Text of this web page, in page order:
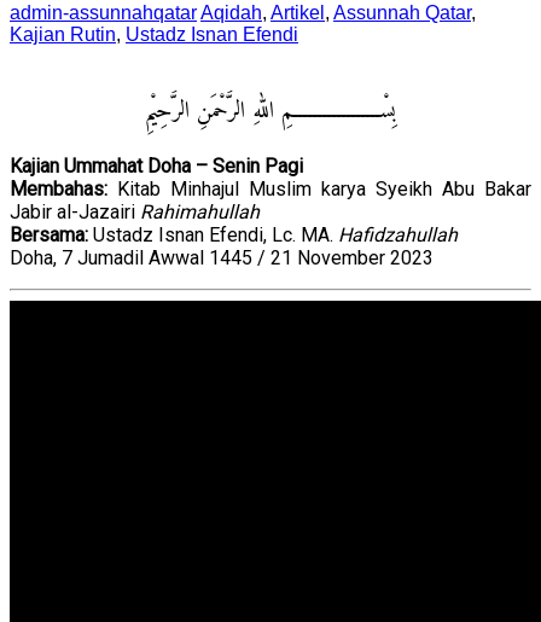
admin-assunnahqatarAqidah, Artikel , Assunnah Qatar,
Kajian Rutin, Ustadz Isnan Efendi
بِسْــــــــــــــــــمِ اللهِ الرَّحْمَنِ الرَّحِيْمِ
Kajian Ummahat Doha – Senin Pagi
Membahas: Kitab Minhajul Muslim karya Syeikh Abu Bakar
Jabir al-Jazairi Rahimahullah
Bersama: Ustadz Isnan Efendi, Lc. MA. Hafidzahullah
Doha, 7 Jumadil Awwal 1445 / 21 November 2023